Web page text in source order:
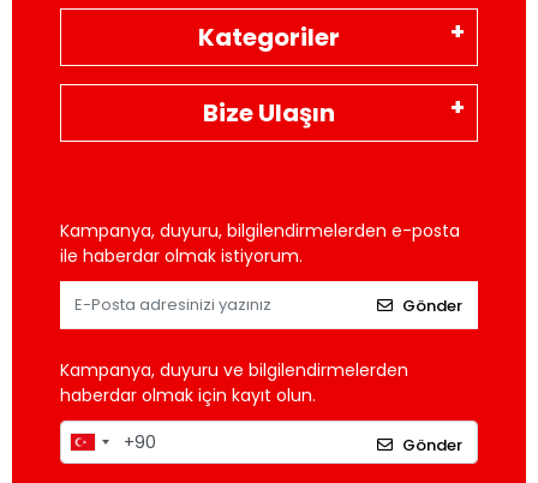
Kategoriler
Bize Ulaşın
Kampanya, duyuru, bilgilendirmelerden e-posta
ile haberdar olmak istiyorum.
Gönder
Kampanya, duyuru ve bilgilendirmelerden
haberdar olmak için kayıt olun.
Gönder